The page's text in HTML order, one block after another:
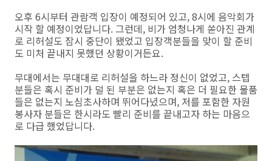
오후 6시부터 관람객 입장이 예정되어 있고, 8시에 음악회가
시작 할 예정이었답니다. 그런데, 비가 엄청나게 쏟아진 관계
로 리허설도 잠시 중단이 됐었고 입장객분들을 맞이 할 준비
도 미처 끝내지 못했던 상황이거든요.
무대에서는 무대대로 리허설을 하느라 정신이 없었고, 스텝
분들은 혹시 준비가 덜 된 부분은 없는지 혹은 더 필요한 물품
들은 없는지 노심초사하며 뛰어다녔으며, 저를 포함한 자원
봉사자 분들은 한시라도 빨리 준비를 끝내고자 하는 마음으
로 다급 했었답니다.